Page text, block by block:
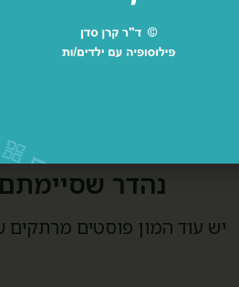
פילוסופיה ,שאלות, שאלות
נהדר
יש עוד המון פוסטים מרתקים